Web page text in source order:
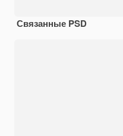
Связанные PSD